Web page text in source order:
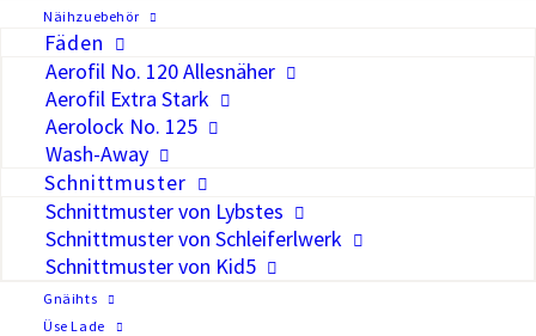
Näihzuebehör
Fäden
Aerofil No. 120 Allesnäher
Aerofil Extra Stark
Aerolock No. 125
Wash-Away
Schnittmuster
Schnittmuster von Lybstes
Schnittmuster von Schleiferlwerk
Schnittmuster von Kid5
Gnäihts
Üse Lade
Auf die Wunschliste
Basisstoff mit Glitzerhighlight. Gut zum
kombinieren.
Gewicht
Material
95% Baumwolle, 5% Elastan
Zertifizierung
OEKO-TEX® Standard 100 – frei
von Schadstoffen
Grösse Sujet